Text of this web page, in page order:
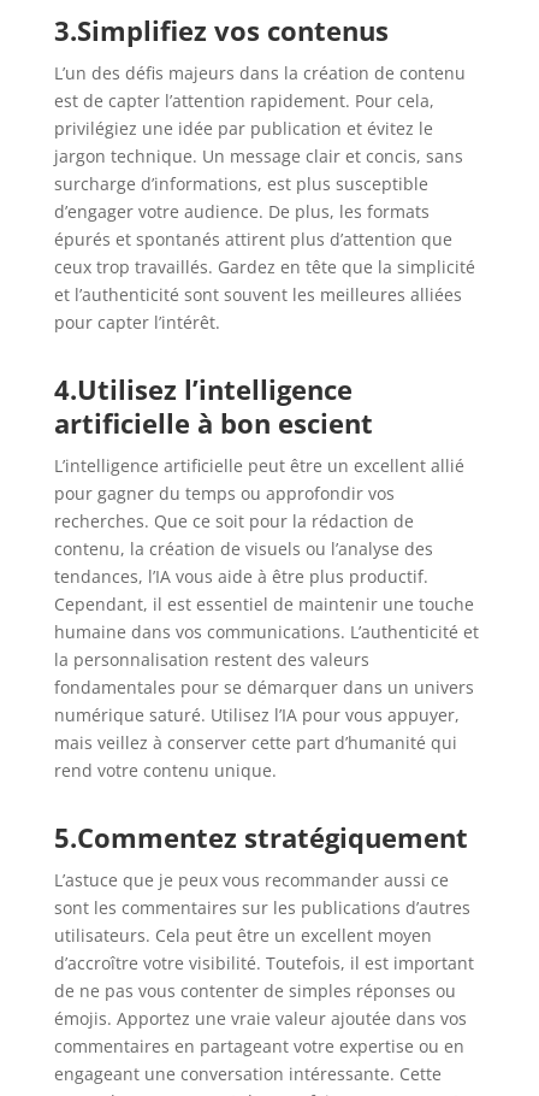
3.Simplifiez vos contenus
L’un des défis majeurs dans la création de contenu
est de capter l’attention rapidement. Pour cela,
privilégiez une idée par publication et évitez le
jargon technique. Un message clair et concis, sans
surcharge d’informations, est plus susceptible
d’engager votre audience. De plus, les formats
épurés et spontanés attirent plus d’attention que
ceux trop travaillés. Gardez en tête que la simplicité
et l’authenticité sont souvent les meilleures alliées
pour capter l’intérêt.
4.Utilisez l’intelligence
artificielle à bon escient
L’intelligence artificielle peut être un excellent allié
pour gagner du temps ou approfondir vos
recherches. Que ce soit pour la rédaction de
contenu, la création de visuels ou l’analyse des
tendances, l’IA vous aide à être plus productif.
Cependant, il est essentiel de maintenir une touche
humaine dans vos communications. L’authenticité et
la personnalisation restent des valeurs
fondamentales pour se démarquer dans un univers
numérique saturé. Utilisez l’IA pour vous appuyer,
mais veillez à conserver cette part d’humanité qui
rend votre contenu unique.
5.Commentez stratégiquement
L’astuce que je peux vous recommander aussi ce
sont les commentaires sur les publications d’autres
utilisateurs. Cela peut être un excellent moyen
d’accroître votre visibilité. Toutefois, il est important
de ne pas vous contenter de simples réponses ou
émojis. Apportez une vraie valeur ajoutée dans vos
commentaires en partageant votre expertise ou en
engageant une conversation intéressante. Cette